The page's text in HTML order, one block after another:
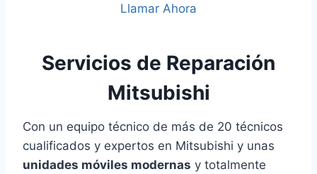
Llamar Ahora
Servicios de Reparación
Mitsubishi
Con un equipo técnico de más de 20 técnicos
cualificados y expertos en Mitsubishi y unas
unidades móviles modernas y totalmente